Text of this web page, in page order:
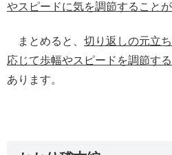
やスピードに気を調節すること
まとめると、 切り返しの元立
応じて歩幅やスピードを調節す
あります。